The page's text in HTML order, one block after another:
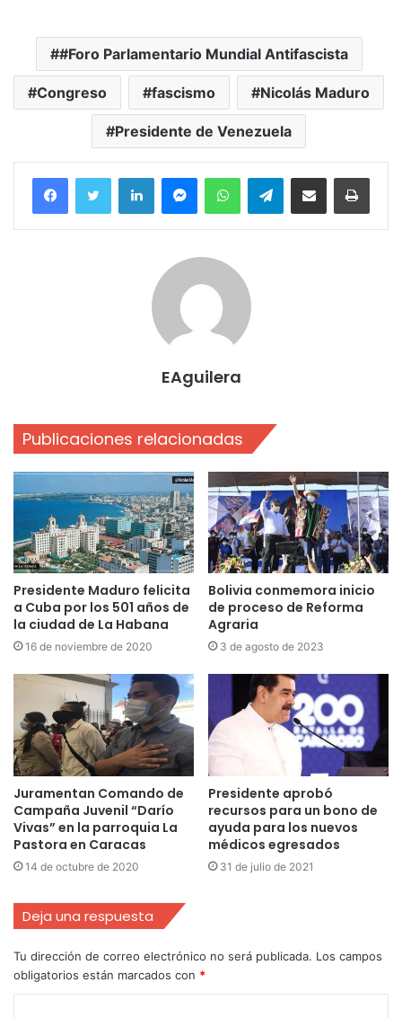
#Foro Parlamentario Mundial Antifascista
Congreso fascismo Nicolás Maduro
Presidente de Venezuela
FacebookTwitter LinkedInMessengerWhatsAppTelegramCompartir por correo electrónico
EAguilera
Publicaciones relacionadas
Presidente Maduro felicita
a Cuba por los 501 años de
la ciudad de La Habana
16 de noviembre de 2020
Bolivia conmemora inicio
de proceso de Reforma
Agraria
3 de agosto de 2023
Juramentan Comando de
Campaña Juvenil “Darío
Vivas” en la parroquia La
Pastora en Caracas
14 de octubre de 2020
Presidente aprobó
recursos para un bono de
ayuda para los nuevos
médicos egresados
31 de julio de 2021
Deja una respuesta
Tu dirección de correo electrónico no será publicada. Los campos
obligatorios están marcados con *